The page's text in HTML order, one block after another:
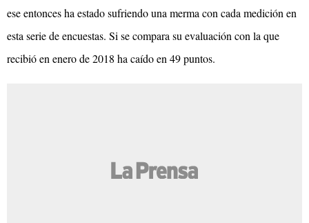
ese entonces ha estado sufriendo una merma con cada medición en
esta serie de encuestas. Si se compara su evaluación con la que
recibió en enero de 2018 ha caído en 49 puntos.